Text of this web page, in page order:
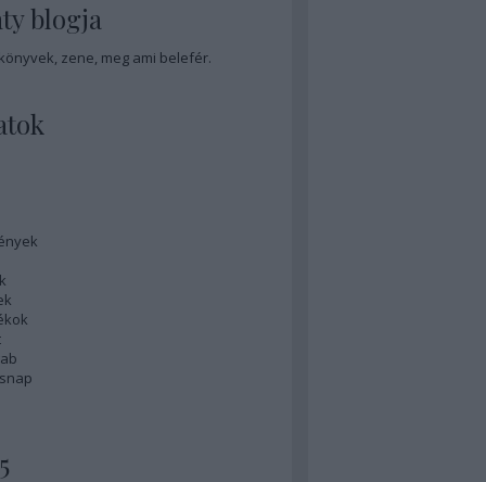
blogja
zene, meg ami belefér.